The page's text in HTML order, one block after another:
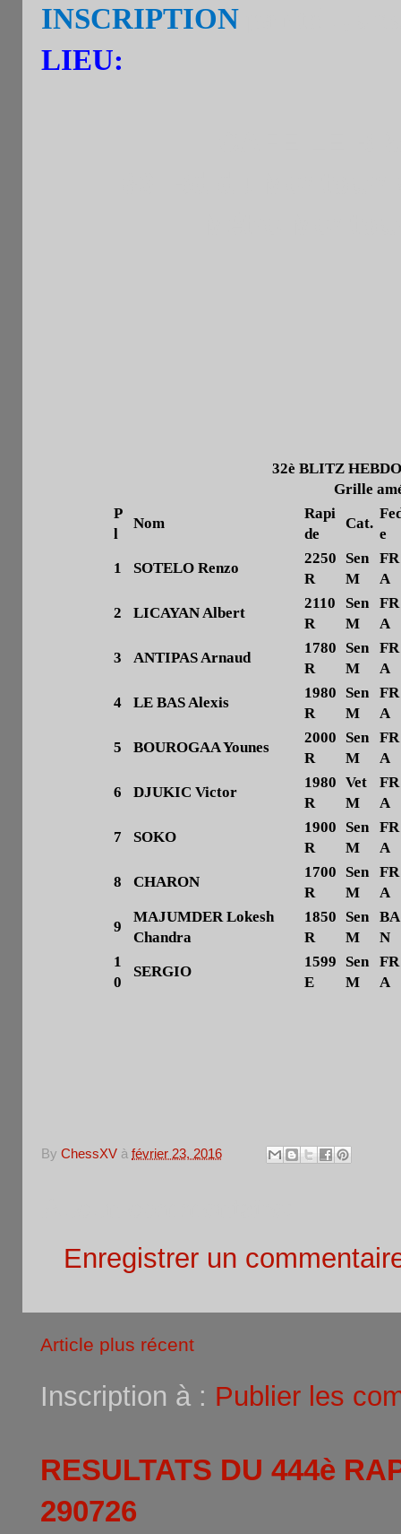
INSCRIPTION
LIEU:
32è BLITZ
Grille
P
l
Nom
Rapi
de
Cat.
e
1
SOTELO Renzo
2250
R
Sen
M
FR
A
2
LICAYAN Albert
2110
R
Sen
M
FR
A
3
ANTIPAS Arnaud
1780
R
Sen
M
FR
A
4
LE BAS Alexis
1980
R
Sen
M
FR
A
5
BOUROGAA Younes
2000
R
Sen
M
FR
A
6
DJUKIC Victor
1980
R
Vet
M
FR
A
7
SOKO
1900
R
Sen
M
FR
A
8
CHARON
1700
R
Sen
M
FR
A
9
MAJUMDER Lokesh
Chandra
1850
R
Sen
M
BA
N
1
0
SERGIO
1599
E
Sen
M
FR
A
By ChessXV à février 23, 2016
Enregistrer un
Article plus récent
Inscription à : Publier les
RESULTATS DU 444è
290726